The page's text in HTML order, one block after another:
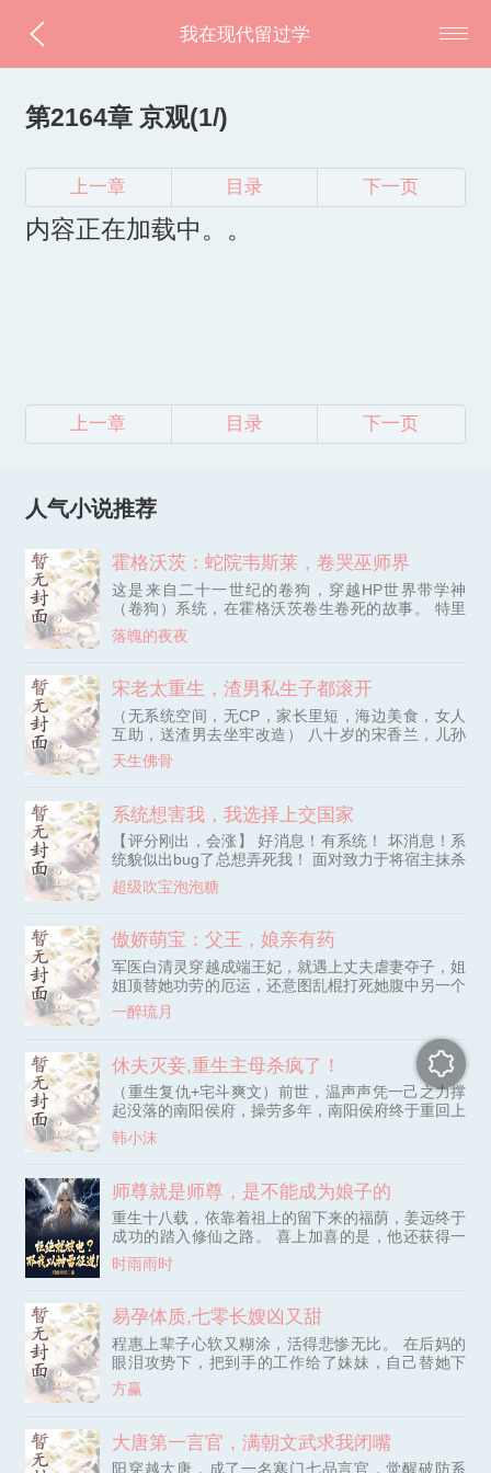
我在现代留过学
第2164章 京观(1/)
上一章 目录 下一页
内容正在加载中。。
上一章 目录 下一页
人气小说推荐
霍格沃茨：蛇院韦斯莱，卷哭巫师界
这是来自二十一世纪的卷狗，穿越HP世界带学神
（卷狗）系统，在霍格沃茨卷生卷死的故事。 特里
斯上辈子是一个普通社畜卷狗，擅长内卷。意外身死
之后穿越。 成为了韦斯莱家的小儿子、罗恩的孪生
弟的关怀下成长，发自内心认可自己是家庭的一员。
想到家人可能在伏地魔的威胁下遭到伤害，他就危机
感拉满。决心靠自己，改变家人的悲惨经历。 只是
韦斯莱家资源有限，限制了特里斯的
落魄的夜夜
宋老太重生，渣男私生子都滚开
（无系统空间，无CP，家长里短，海边美食，女人
互助，送渣男去坐牢改造） 八十岁的宋香兰，儿孙
满堂，却活成了一个笑话。 她为了丈夫，为了儿
女，操劳一生，奉献出自己的全部， 没想到临了的
户。 宋香兰来不及愤怒，更诛心的真相被揭开。 原
来她疼爱了大半辈子的儿子是丈夫和白月光所生，而
被自己厌弃的、已英年早逝的养子才是自己的亲儿
子。 愤怒之下，她点燃瓦斯，和所有人
天生佛骨
系统想害我，我选择上交国家
【评分刚出，会涨】 好消息！有系统！ 坏消息！系
统貌似出bug了总想弄死我！ 面对致力于将宿主抹杀
的系统，李策做出了‘违背祖宗’的决定。 将系统上交
国家！ ps：作者只在点子写过，大精品，不太会快
上去的，还请读者多多包涵
超级吹宝泡泡糖
傲娇萌宝：父王，娘亲有药
军医白清灵穿越成端王妃，就遇上丈夫虐妻夺子，姐
姐顶替她功劳的厄运，还意图乱棍打死她腹中另一个
胎儿，要她成鬼！她誓言——我若回归便是你们的死
期！五年后，她以鬼医身份携女宝回归，却不料，荣
王五岁的儿子伤重，她入府救治；太后病危，她把太
后从鬼门关拉回；贵妃难产，她刨腹取子；从此一战
成名，将渣渣们踩在脚下。然而，在她从宫门出来
时，五岁男宝抱着她大腿：“娘亲。”白清灵惊愕：“我
不是你娘亲。”男宝：“父王说你
一醉琉月
休夫灭妾,重生主母杀疯了！
（重生复仇+宅斗爽文）前世，温声声凭一己之力撑
起没落的南阳侯府，操劳多年，南阳侯府终于重回上
流世家，她却发现，所有人都盼着她死。 原本疼爱
她的丈夫早在外面有孩子，婆婆，哥嫂都知道，唯独
室进门，一把火将她烧死。 再睁眼，温声声重生
了。 回想前世，既然侯府对她不仁，她便将侯府彻
底推入深渊，让背叛她的人都付出代价。 断侯府财
路，断渣男仕途，直接与渣男和离。
韩小沫
师尊就是师尊，是不能成为娘子的
重生十八载，依靠着祖上的留下来的福荫，姜远终于
成功的踏入修仙之路。 喜上加喜的是，他还获得一
个“谈恋爱就能够变强”系统。 但是……。 “什么？二
师姐会因为未来出现的小师弟，疯狂折磨我，让我生
废掉我的修为，让我成为废人？” “什么？师尊会因为
未来出现的小师弟，将我逐出师门，让我自生自
灭？” “造成这一切的原因，仅仅是小师弟空口白牙的
污蔑？” 意识到自己进入一个女频修仙文现场的姜
远，心中顿时就浮现出一个想法，那就是。 “谈个屁
击惩罚。 然而作为拥有雷灵根的他惊讶发现，系统
的电击竟然是传说中的本源神雷！ 天道用来劈修士
时雨雨时
易孕体质,七零长嫂凶又甜
程惠上辈子心软又糊涂，活得悲惨无比。 在后妈的
眼泪攻势下，把到手的工作给了妹妹，自己替她下
乡。 又在好闺蜜的设计下跟定了婚的男友分手，嫁
给了一个农村兵。 老公又帅又能干，还是个兵王，
叔子小姑子各个都是作精，搅得她半辈子不得安宁。
偷她的嫁妆，扔她的孩子，往她炕上塞男人...哪个是
方赢
大唐第一言官，满朝文武求我闭嘴
阳穿越大唐，成了一名寒门七品言官，觉醒破防系